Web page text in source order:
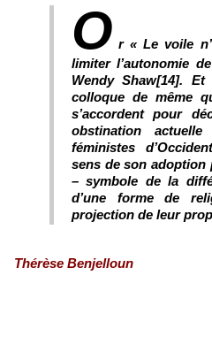
O r « Le voile
limiter l’autonomie
Wendy Shaw[14].
colloque de même
s’accordent pour
obstination
féministes
sens de son adoption
– symbole de la
d’une forme de
projection de leur
Thérèse Benjelloun